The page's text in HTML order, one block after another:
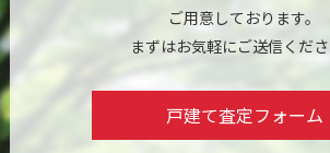
ご用意しております。
まずはお気軽にご送信くださ
戸建て査定フォーム